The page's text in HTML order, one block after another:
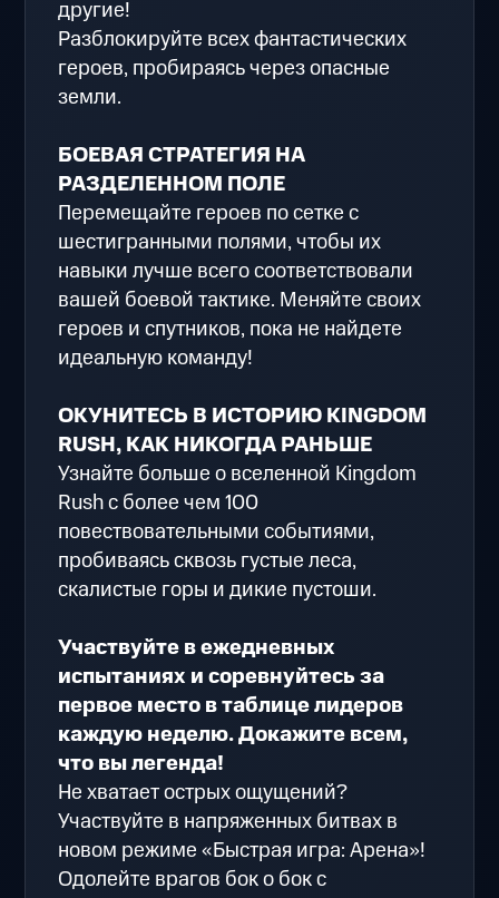
другие!
Разблокируйте всех фантастических
героев, пробираясь через опасные
земли.
БОЕВАЯ СТРАТЕГИЯ НА
РАЗДЕЛЕННОМ ПОЛЕ
Перемещайте героев по сетке с
шестигранными полями, чтобы их
навыки лучше всего соответствовали
вашей боевой тактике. Меняйте своих
героев и спутников, пока не найдете
идеальную команду!
ОКУНИТЕСЬ В ИСТОРИЮ KINGDOM
RUSH, КАК НИКОГДА РАНЬШЕ
Узнайте больше о вселенной Kingdom
Rush с более чем 100
повествовательными событиями,
пробиваясь сквозь густые леса,
скалистые горы и дикие пустоши.
Участвуйте в ежедневных
испытаниях и соревнуйтесь за
первое место в таблице лидеров
каждую неделю. Докажите всем,
что вы легенда!
Не хватает острых ощущений?
Участвуйте в напряженных битвах в
новом режиме «Быстрая игра: Арена»!
Одолейте врагов бок о бок с